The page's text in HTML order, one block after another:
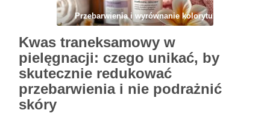
Przebarwienia i wyrównanie kolorytu
Kwas traneksamowy w
pielęgnacji: czego unikać, by
skutecznie redukować
przebarwienia i nie podrażnić
skóry